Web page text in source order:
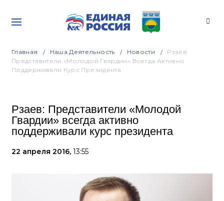
Главная Наша Деятельность Новости
Рзаев:
Представители «Молодой Гвардии» Всегда Активно
Поддерживали Курс Президента
Рзаев: Представители «Молодой
Гвардии» всегда активно
поддерживали курс президента
22 апреля 2016, 13:55